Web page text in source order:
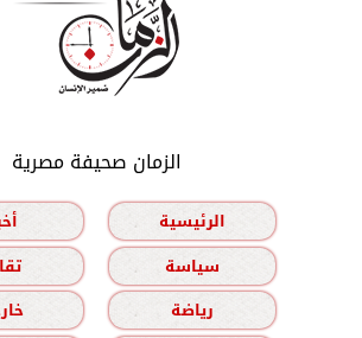
الزمان صحيفة مصرية
الرئيسية
سياسة
رياضة